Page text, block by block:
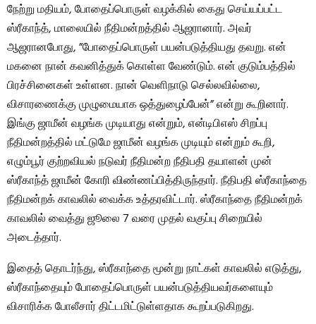
நேற்று மதியம், போதைப்பொருள் வழக்கில் கைது செய்யப்பட்ட
ஸ்ரீகாந்த், மாலையில் நீதிமன்றத்தில் ஆஜரானார். அவர்
ஆஜரானபோது, ​​”போதைப்பொருள் பயன்படுத்தியது தவறு. என்
மகனை நான் கவனித்துக் கொள்ள வேண்டும். என் குடும்பத்தில்
பிரச்சினைகள் உள்ளன. நான் வெளிநாடு செல்லவில்லை,
விசாரணைக்கு முழுமையாக ஒத்துழைப்பேன்” என்று கூறினார்.
இங்கு ஜாமீன் வழங்க முடியாது என்றும், என்டிபிஎஸ் சிறப்பு
நீதிமன்றத்தில் மட்டுமே ஜாமீன் வழங்க முடியும் என்றும் கூறி,
எழும்பூர் குற்றவியல் நடுவர் நீதிமன்ற நீதிபதி தயாளன் முன்
ஸ்ரீகாந்த் ஜாமீன் கோரி விண்ணப்பித்திருந்தார். நீதிபதி ஸ்ரீகாந்தை
நீதிமன்றக் காவலில் வைக்க உத்தரவிட்டார். ஸ்ரீகாந்தை நீதிமன்றக்
காவலில் வைத்து ஜூலை 7 வரை முதல் வகுப்பு சிறையில்
அடைத்தார்.
இதைத் தொடர்ந்து, ஸ்ரீகாந்தை மூன்று நாட்கள் காவலில் எடுத்து,
ஸ்ரீகாந்தையும் போதைப்பொருள் பயன்படுத்தியவர்களையும்
விசாரிக்க போலீசார் திட்டமிட்டுள்ளதாக கூறப்படுகிறது.